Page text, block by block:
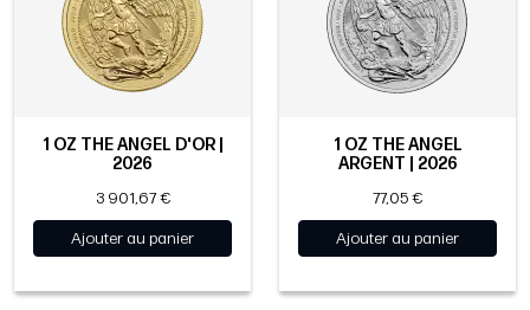
1 OZ THE ANGEL D'OR |
2026
3 901,67 €
Ajouter au panier
1 OZ THE ANGEL
ARGENT | 2026
77,05 €
Ajouter au panier